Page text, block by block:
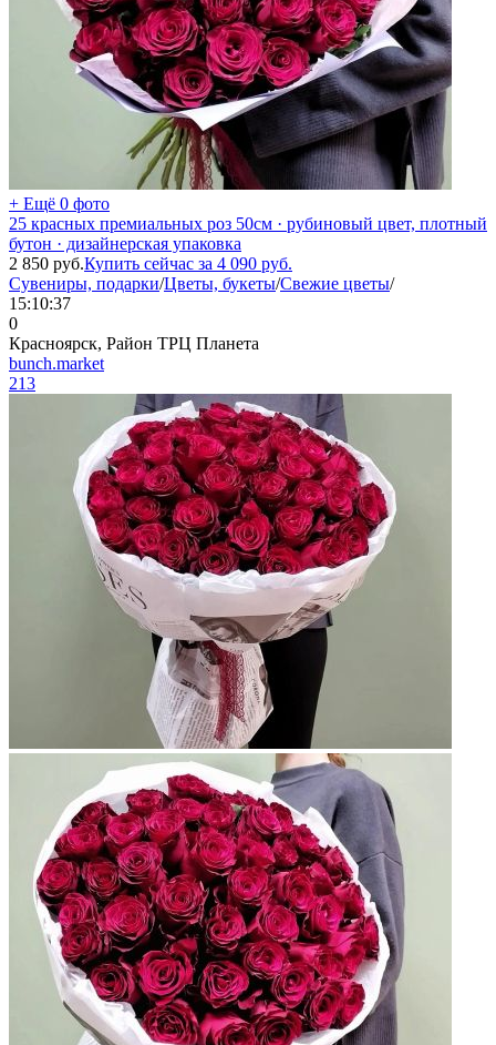
+ Ещё 0 фото
25 красных премиальных роз 50см · рубиновый цвет, плотный
бутон · дизайнерская упаковка
2 850 руб.Купить сейчас за 4 090 руб.
Сувениры, подарки/Цветы, букеты/Свежие цветы/
15:10:37
0
Красноярск, Район ТРЦ Планета
bunch.market
213